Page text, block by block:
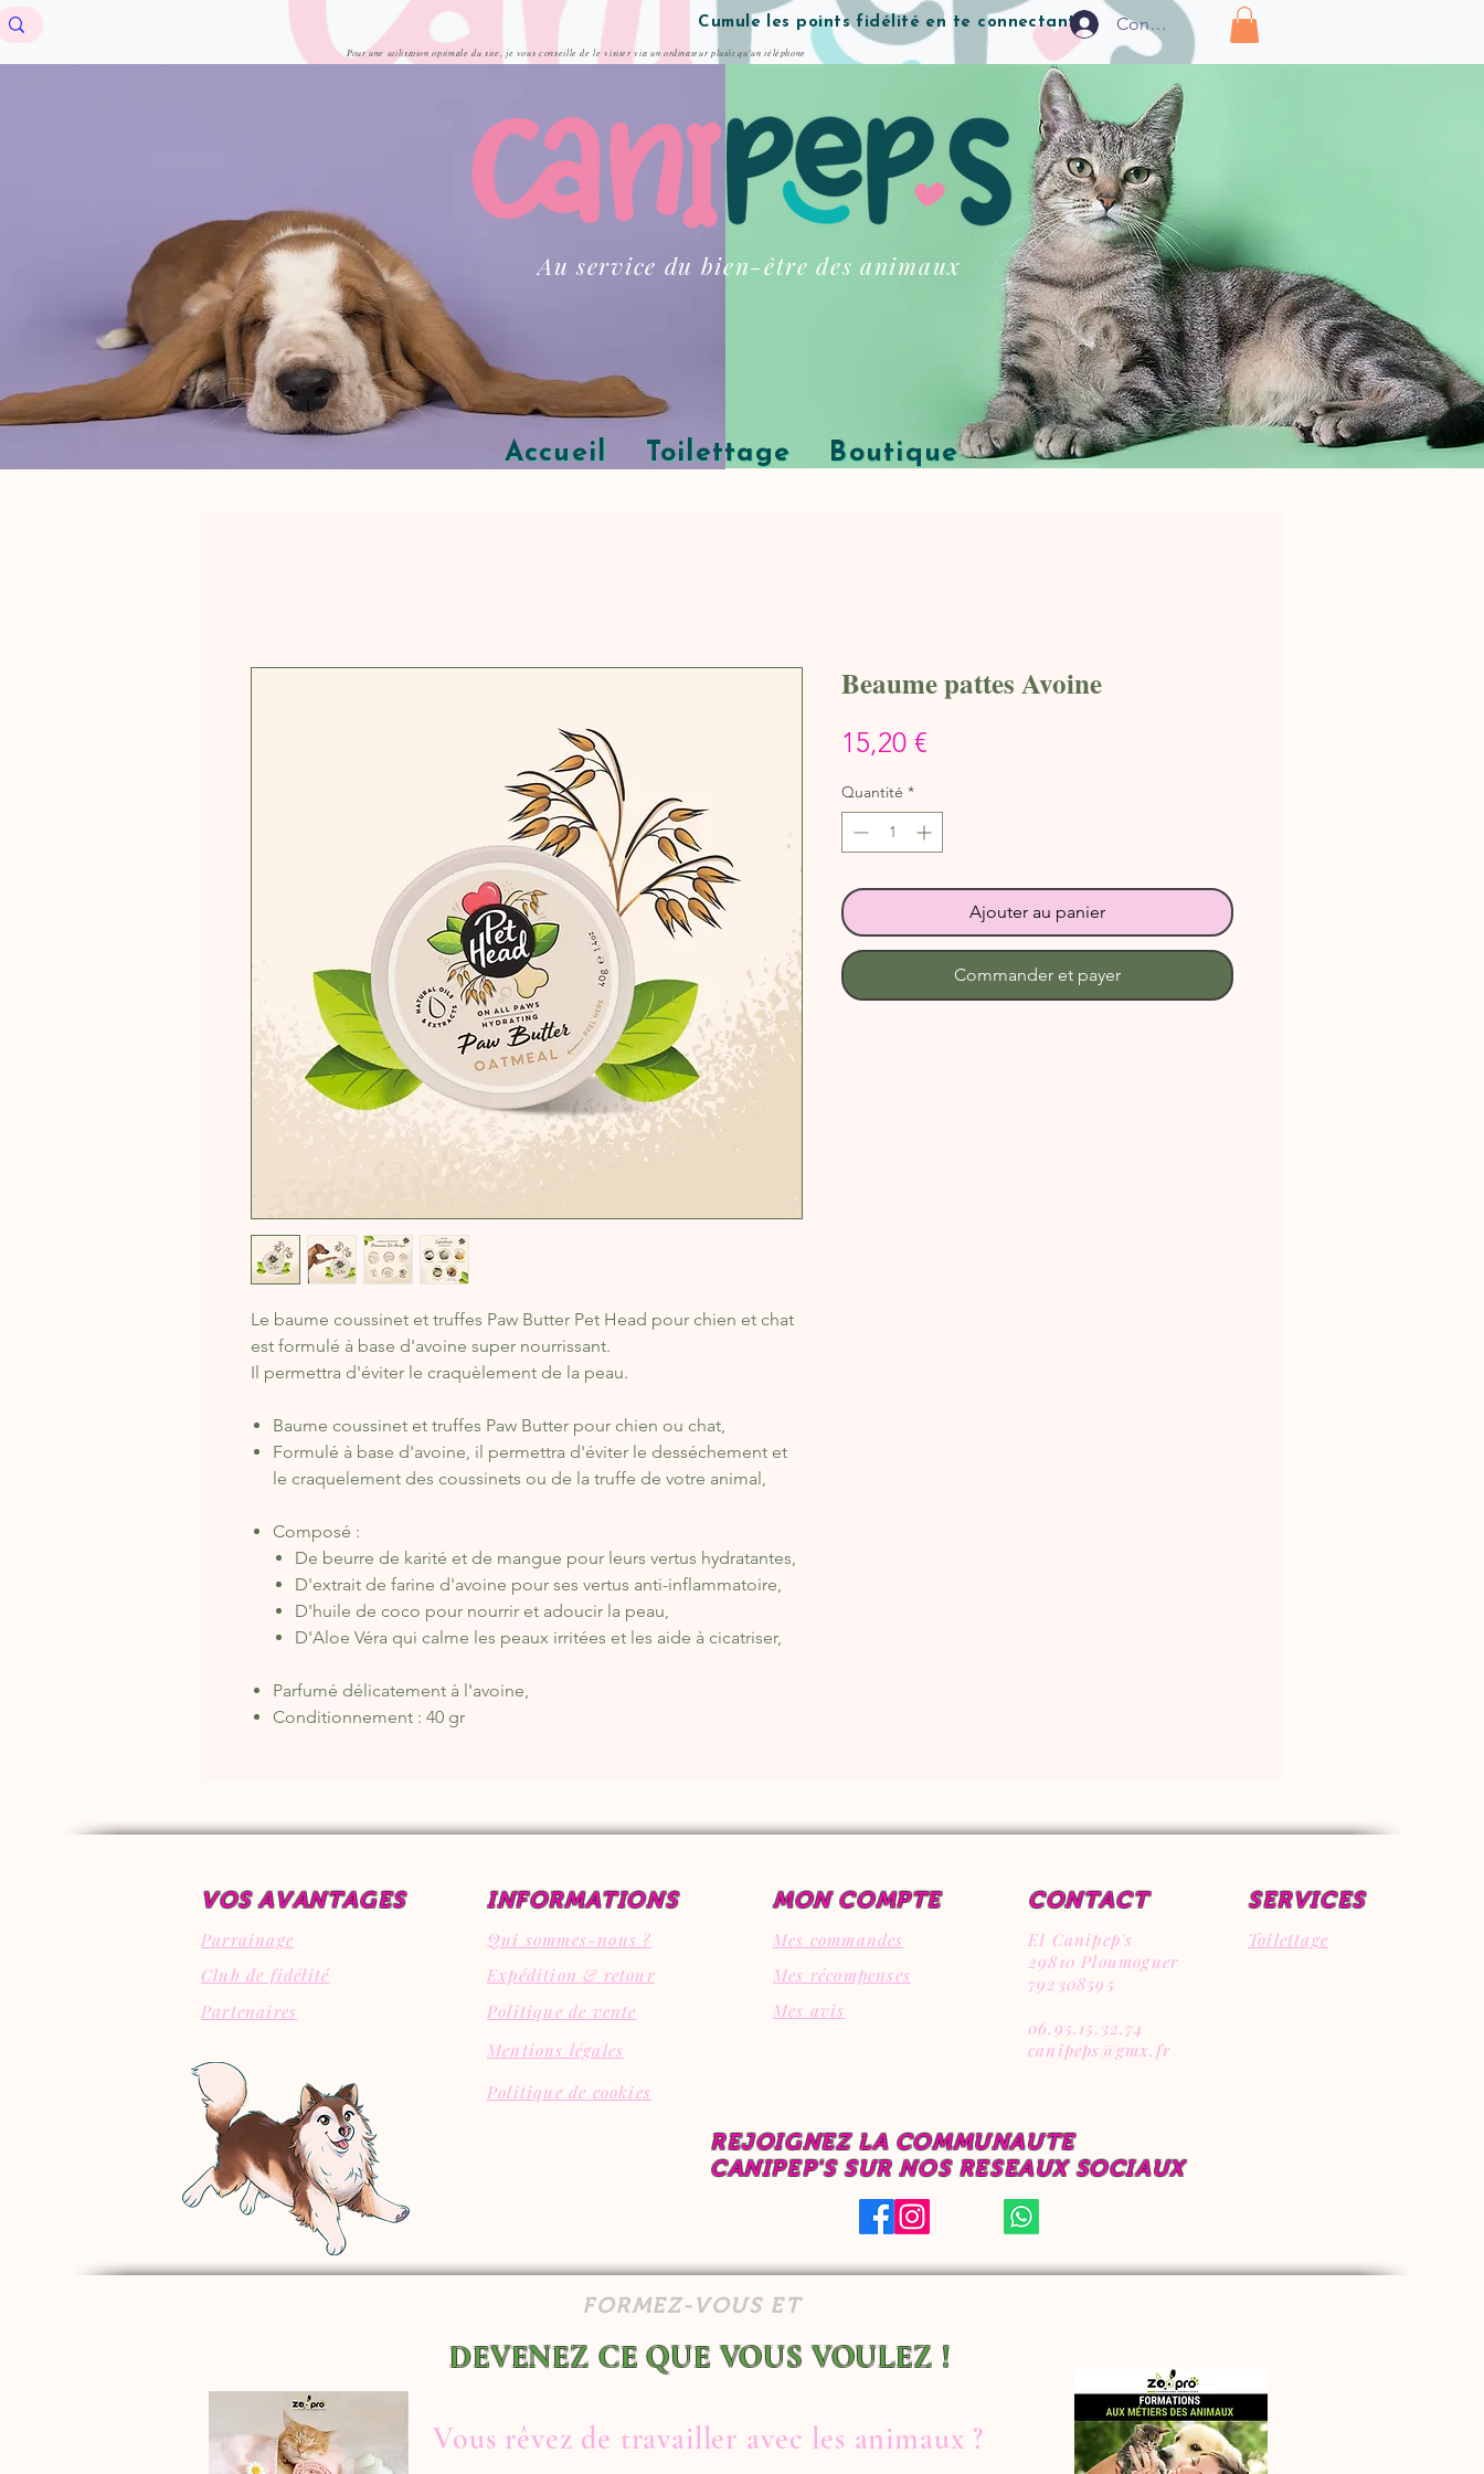
Cumule les points fidélité en te connectant Connexion
Pour une utilisation optimale du site, je vous conseille de le visiter via un ordinateur plutôt qu'un téléphone
Au service du bien-être des animaux
Accueil Toilettage Boutique
Le baume coussinet et truffes Paw Butter Pet Head pour chien et chat
est formulé à base d'avoine super nourrissant.
Il permettra d'éviter le craquèlement de la peau.
Baume coussinet et truffes Paw Butter pour chien ou chat,
Formulé à base d'avoine, il permettra d'éviter le desséchement et
le craquelement des coussinets ou de la truffe de votre animal,
Composé :
De beurre de karité et de mangue pour leurs vertus hydratantes,
D'extrait de farine d'avoine pour ses vertus anti-inflammatoire,
D'huile de coco pour nourrir et adoucir la peau,
D'Aloe Véra qui calme les peaux irritées et les aide à cicatriser,
Parfumé délicatement à l'avoine,
Conditionnement : 40 gr
Beaume pattes Avoine
15,20 €
Quantité *
Ajouter au panier
Commander et payer
VOS AVANTAGES INFORMATIONS MON COMPTE CONTACT
Club de fidélité
Parrainage Qui sommes-nous ?
Mes commandes
Expédition & retour
Politique de vente
Mes récompenses
EI Canipep's
29810 Ploumoguer
792308595
06.95.15.32.74
canipeps@gmx.fr
Mes avis
Mentions légales
Partenaires
Politique de cookies
REJOIGNEZ LA COMMUNAUTE
CANIPEP'S SUR NOS RESEAUX SOCIAUX
SERVICES
Toilettage
FORMEZ-VOUS ET
DEVENEZ CE QUE VOUS VOULEZ !
Vous rêvez de travailler avec les animaux ?